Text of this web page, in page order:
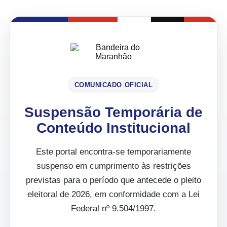
COMUNICADO OFICIAL
Suspensão Temporária de
Conteúdo Institucional
Este portal encontra-se temporariamente
suspenso em cumprimento às restrições
previstas para o período que antecede o pleito
eleitoral de 2026, em conformidade com a Lei
Federal nº 9.504/1997.